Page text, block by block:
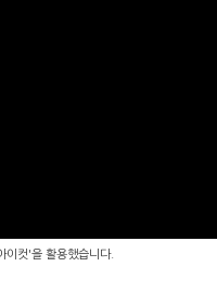
이컷'을 활용했습니다.